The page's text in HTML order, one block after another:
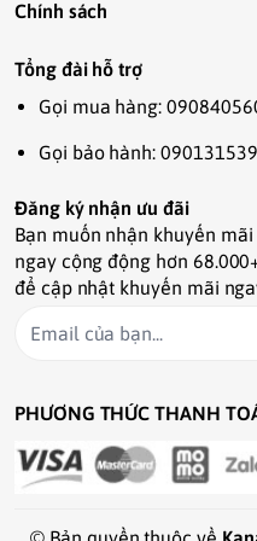
#timothynewzealand
#gothong
Chính sách
Tổng đài hỗ trợ
Gọi mua hàng:
Gọi bảo hành:
Đăng ký nhận ưu đãi
Bạn muốn nhận khuyến
ngay cộng động hơn
để cập nhật khuyến mãi
PHƯƠNG THỨC THANH